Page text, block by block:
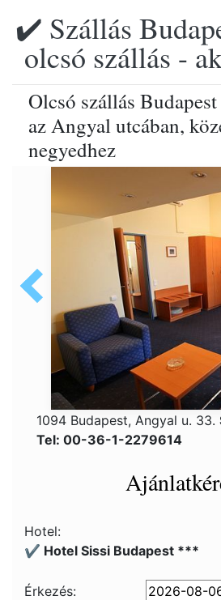
✔️ Szállás
olcsó szállás -
Olcsó szállás
az Angyal utcában,
negyedhez
1094 Budapest, Angyal u. 33.
Tel: 00-36-1-2279614
Hotel:
✔️ Hotel Sissi Budapest ***
Érkezés: